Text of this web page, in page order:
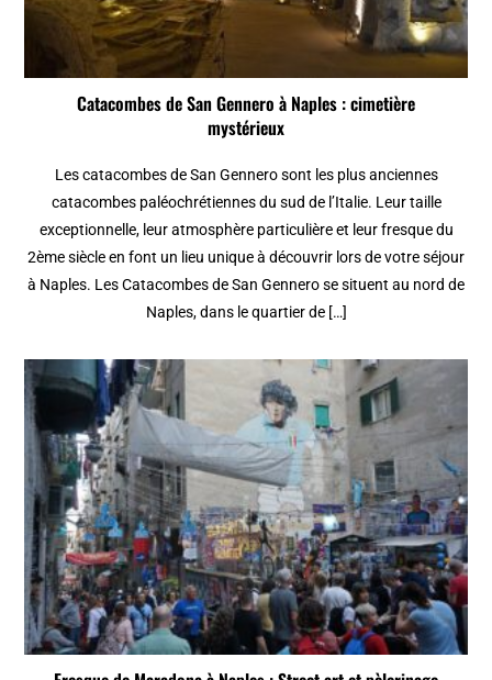
Catacombes de San Gennero à Naples : cimetière
mystérieux
Les catacombes de San Gennero sont les plus anciennes
catacombes paléochrétiennes du sud de l’Italie. Leur taille
exceptionnelle, leur atmosphère particulière et leur fresque du
2ème siècle en font un lieu unique à découvrir lors de votre séjour
à Naples. Les Catacombes de San Gennero se situent au nord de
Naples, dans le quartier de […]